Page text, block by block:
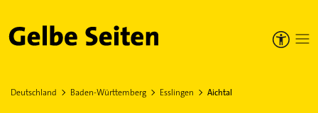
Gelbe Seiten
Deutschland Baden-Württemberg Esslingen Aichtal